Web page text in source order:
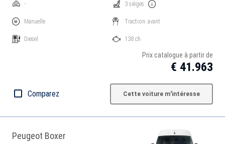
-
Manuelle
Diesel
3 sièges
Traction: avant
138 ch
Prix catalogue à partir de
€ 41.963
Comparez Cette voiture m'intéresse
Peugeot Boxer